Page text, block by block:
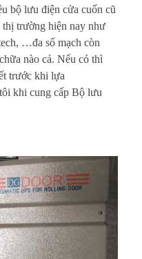
bộ lưu điện cửa cuốn cũ
thị trường hiện nay như
…đa số mạch còn
nào cả. Nếu có thì
trước khi lựa
khi cung cấp Bộ lưu